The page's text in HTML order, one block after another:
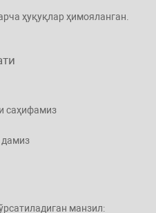
ҳуқуқлар ҳимояланган.
саҳифамиз
дамиз
манзил: